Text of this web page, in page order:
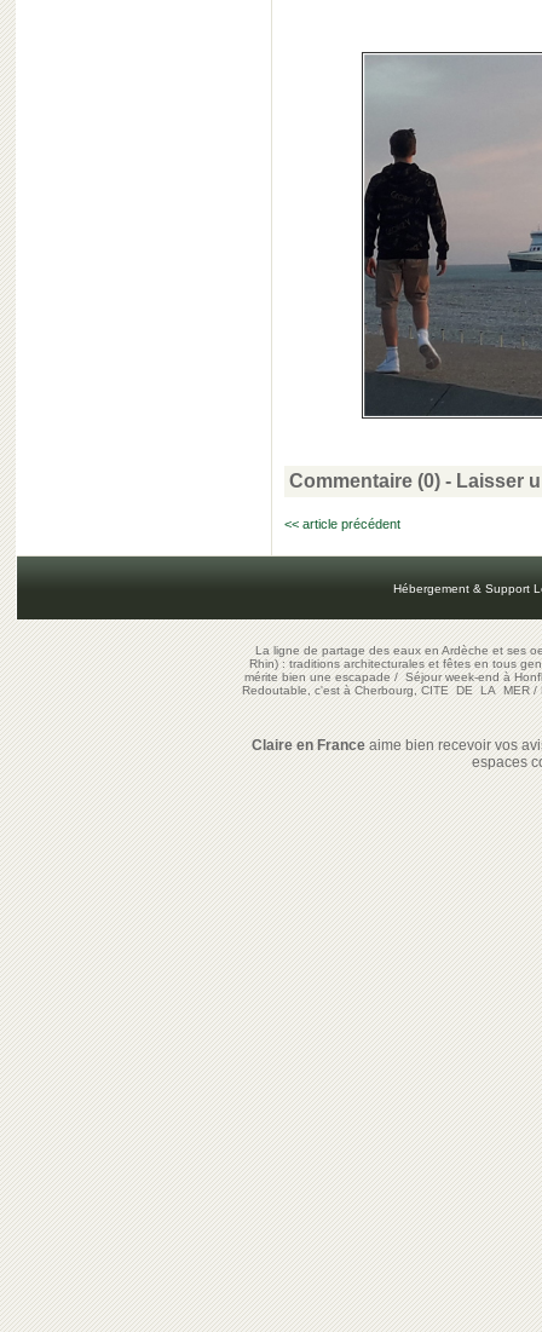
Commentaire (0) - Laisser
<< article précédent
Hébergement & Support
La ligne de partage des eaux en Ardèche et ses
Rhin) : traditions architecturales et fêtes en tous
mérite bien une escapade/Séjour week-end à
Redoutable, c'est à Cherbourg, CITE DE LA MER/
Claire en Franceaime bien recevoir vos
espaces